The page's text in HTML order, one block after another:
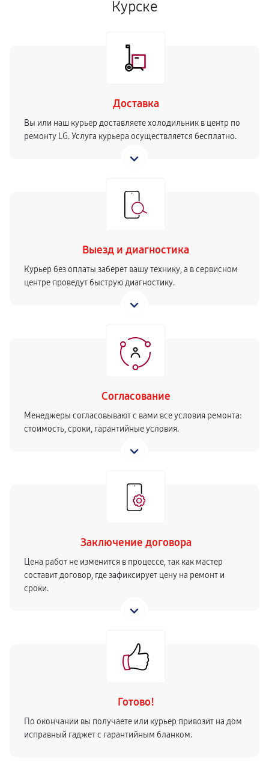
Курске
Доставка
Вы или наш курьер доставляете холодильник в центр по
ремонту LG. Услуга курьера осуществляется бесплатно.
Выезд и диагностика
Курьер без оплаты заберет вашу технику, а в сервисном
центре проведут быструю диагностику.
Согласование
Менеджеры согласовывают с вами все условия ремонта:
стоимость, сроки, гарантийные условия.
Заключение договора
Цена работ не изменится в процессе, так как мастер
составит договор, где зафиксирует цену на ремонт и
сроки.
Готово!
По окончании вы получаете или курьер привозит на дом
исправный гаджет с гарантийным бланком.